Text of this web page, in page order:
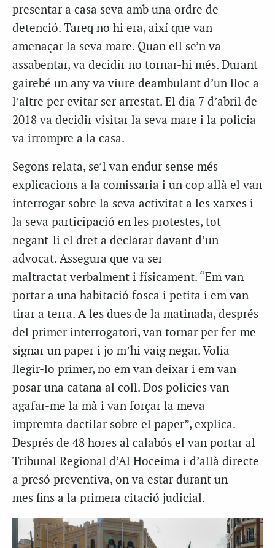
presentar a casa seva amb una ordre de
detenció. Tareq no hi era, així que van
amenaçar la seva mare. Quan ell se’n va
assabentar, va decidir no tornar-hi més. Durant
gairebé un any va viure deambulant d’un lloc a
l’altre per evitar ser arrestat. El dia 7 d’abril de
2018 va decidir visitar la seva mare i la policia
va irrompre a la casa.
Segons relata, se’l van endur sense més
explicacions a la comissaria i un cop allà el van
interrogar sobre la seva activitat a les xarxes i
la seva participació en les protestes, tot
negant-li el dret a declarar davant d’un
advocat. Assegura que va ser
maltractat verbalment i físicament. “Em van
portar a una habitació fosca i petita i em van
tirar a terra. A les dues de la matinada, després
del primer interrogatori, van tornar per fer-me
signar un paper i jo m’hi vaig negar. Volia
llegir-lo primer, no em van deixar i em van
posar una catana al coll. Dos policies van
agafar-me la mà i van forçar la meva
impremta dactilar sobre el paper”, explica.
Després de 48 hores al calabós el van portar al
Tribunal Regional d’Al Hoceima i d’allà directe
a presó preventiva, on va estar durant un
mes fins a la primera citació judicial.